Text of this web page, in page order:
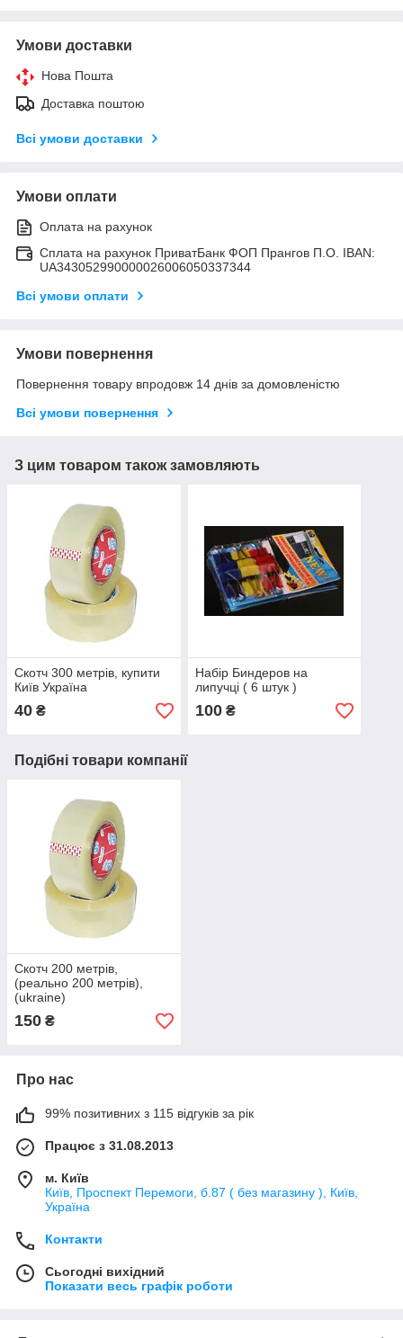
Умови доставки
Нова Пошта
Доставка поштою
Всі умови доставки
Умови оплати
Оплата на рахунок
Сплата на рахунок ПриватБанк ФОП Прангов П.О. IBAN:
UA343052990000026006050337344
Всі умови оплати
Умови повернення
Повернення товару впродовж 14 днів за домовленістю
Всі умови повернення
З цим товаром також замовляють
Скотч 300 метрів, купити
Київ Україна
40 ₴
Набір Биндеров на
липучці ( 6 штук )
100₴
Подібні товари компанії
Скотч 200 метрів,
(реально 200 метрів),
(ukraine)
150 ₴
Про нас
99% позитивних з 115 відгуків за рік
Працює з 31.08.2013
м. Київ
Київ, Проспект Перемоги, б.87 ( без магазину ), Київ,
Україна
Контакти
Сьогодні вихідний
Показати весь графік роботи